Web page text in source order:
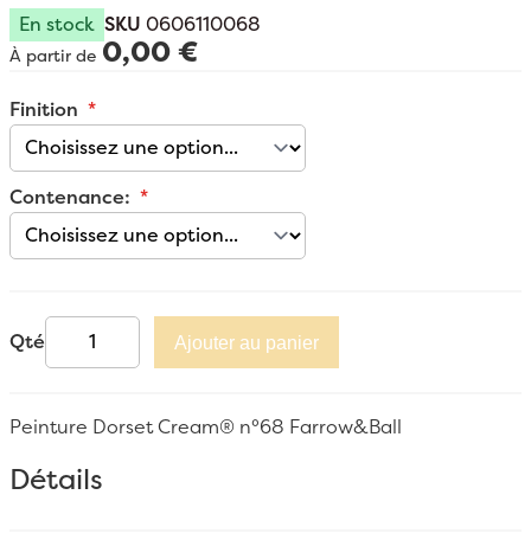
En stock SKU 0606110068
À partir de 0,00 €
Finition
Contenance:
Qté Ajouter au panier
Peinture Dorset Cream® n°68 Farrow&Ball
Détails